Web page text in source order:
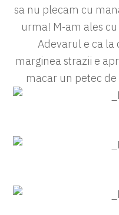
sa nu plecam cu
urma! M-am ales
Adevarul e ca la
marginea strazii e
macar un petec